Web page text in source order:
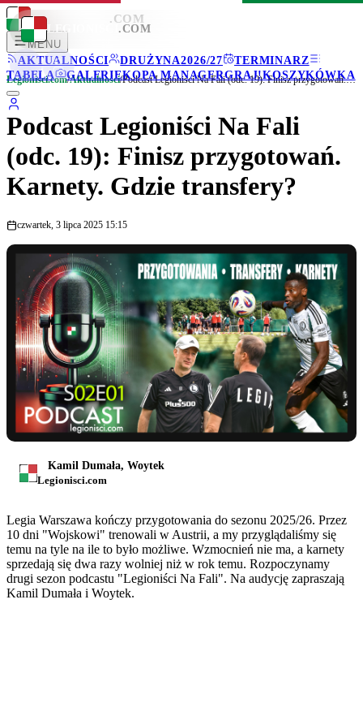
LEGIONISCI .COM
MENU
AKTUALNOŚCI
DRUŻYNA2026/27
TERMINARZ
TABELA
GALERIEKOPA MANAGERGRAJ!KOSZYKÓWKA
LEGIONISCI .COM
Legionisci.com/Aktualności/ Podcast Legioniści Na Fali (odc. 19): Finisz przygotowań. Karnety. Gdzie transfery?
Podcast Legioniści Na Fali
(odc. 19): Finisz przygotowań.
Karnety. Gdzie transfery?
czwartek, 3 lipca 2025 15:15
Kamil Dumała, Woytek
Legionisci.com
Legia Warszawa kończy przygotowania do sezonu 2025/26. Przez
10 dni "Wojskowi" trenowali w Austrii, a my przyglądaliśmy się
temu na tyle na ile to było możliwe. Wzmocnień nie ma, a karnety
sprzedają się dwa razy wolniej niż w rok temu. Rozpoczynamy
drugi sezon podcastu "Legioniści Na Fali". Na audycję zapraszają
Kamil Dumała i Woytek.